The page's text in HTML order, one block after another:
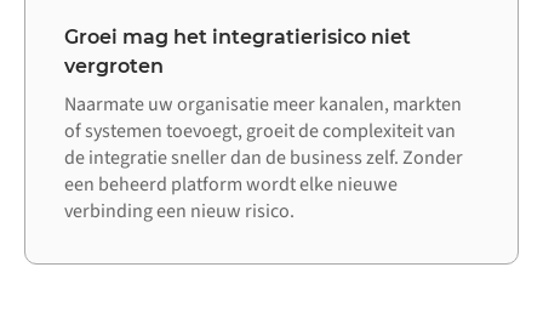
Groei mag het integratierisico niet
vergroten
Naarmate uw organisatie meer kanalen, markten
of systemen toevoegt, groeit de complexiteit van
de integratie sneller dan de business zelf. Zonder
een beheerd platform wordt elke nieuwe
verbinding een nieuw risico.